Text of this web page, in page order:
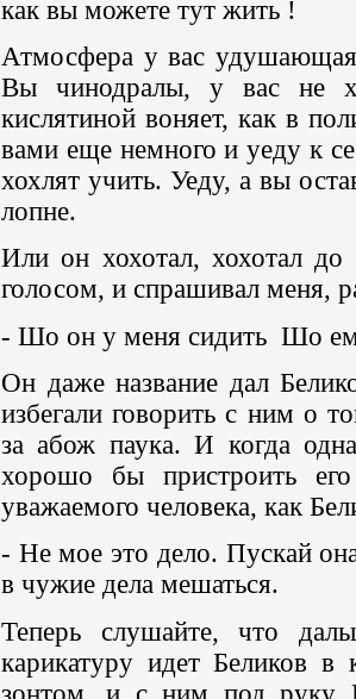
как вы можете тут жить !
Атмосфера у вас
Вы чинодралы, у вас не
кислятиной воняет, как в
вами еще немного и уеду к
хохлят учить. Уеду, а вы
лопне.
Или он хохотал, хохотал
голосом, и спрашивал меня,
- Шо он у меня сидить Шо
Он даже название дал
избегали говорить с ним о
за абож паука. И когда
хорошо бы пристроить
уважаемого человека, как
- Не мое это дело. Пускай
в чужие дела мешаться.
Теперь слушайте, что
карикатуру идет Беликов